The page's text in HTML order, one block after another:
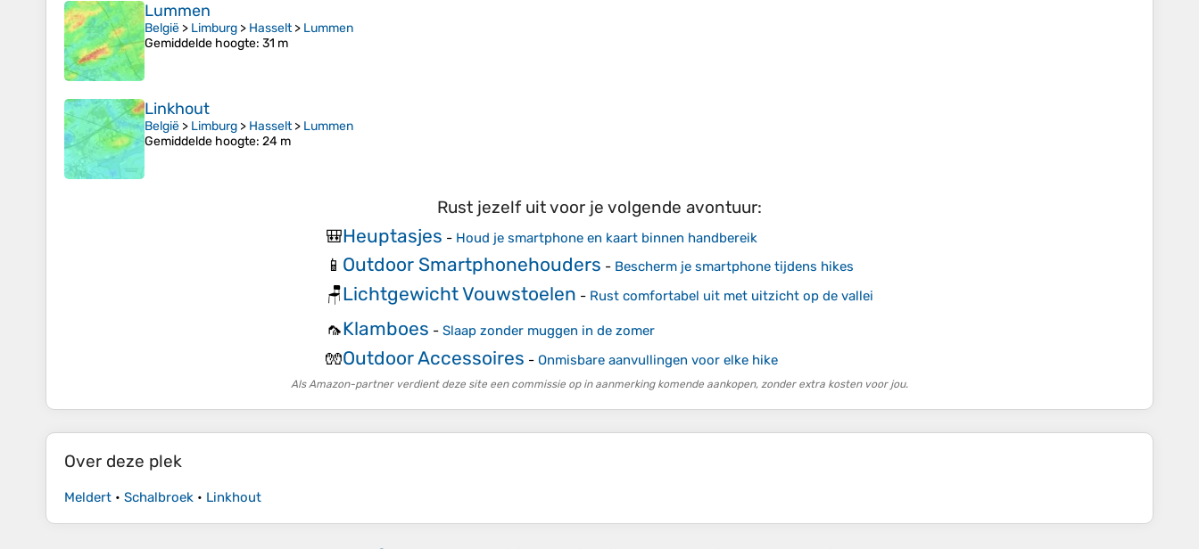
Lummen
België > Limburg > Hasselt> Lummen
Gemiddelde hoogte: 31 m
Linkhout
België > Limburg > Hasselt> Lummen
Gemiddelde hoogte: 24 m
Rust jezelf uit voor je volgende avontuur:
🎒Heuptasjes - Houd je smartphone en kaart binnen handbereik
📱 Outdoor Smartphonehouders - Bescherm je smartphone tijdens hikes
🪑Lichtgewicht Vouwstoelen - Rust comfortabel uit met uitzicht op de vallei
🦟Klamboes - Slaap zonder muggen in de zomer
🧤Outdoor Accessoires - Onmisbare aanvullingen voor elke hike
Als Amazon-partner verdient deze site een commissie op in aanmerking komende aankopen, zonder extra kosten voor jou.
Over deze plek
Meldert • Schalbroek • Linkhout